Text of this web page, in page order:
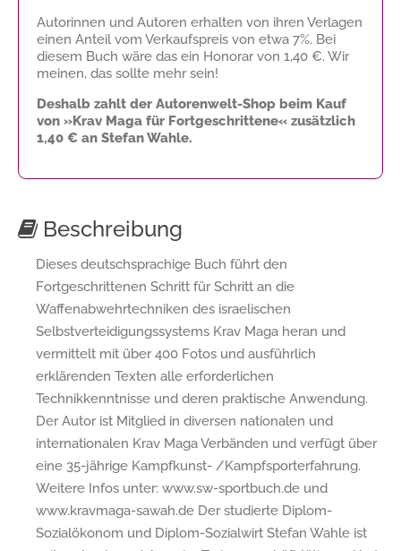
Autorinnen und Autoren erhalten von ihren Verlagen
einen Anteil vom Verkaufspreis von etwa 7%. Bei
diesem Buch wäre das ein Honorar von 1,40 €. Wir
meinen, das sollte mehr sein!
Deshalb zahlt der Autorenwelt-Shop beim Kauf
von »Krav Maga für Fortgeschrittene« zusätzlich
1,40 € an Stefan Wahle.
Beschreibung
Dieses deutschsprachige Buch führt den
Fortgeschrittenen Schritt für Schritt an die
Waffenabwehrtechniken des israelischen
Selbstverteidigungssystems Krav Maga heran und
vermittelt mit über 400 Fotos und ausführlich
erklärenden Texten alle erforderlichen
Technikkenntnisse und deren praktische Anwendung.
Der Autor ist Mitglied in diversen nationalen und
internationalen Krav Maga Verbänden und verfügt über
eine 35-jährige Kampfkunst- /Kampfsporterfahrung.
Weitere Infos unter: www.sw-sportbuch.de und
www.kravmaga-sawah.de Der studierte Diplom-
Sozialökonom und Diplom-Sozialwirt Stefan Wahle ist